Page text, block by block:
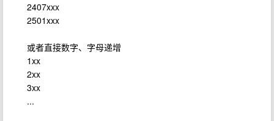
2407xxx
2501xxx
或者直接数字、字母递增
1xx
2xx
3xx
...